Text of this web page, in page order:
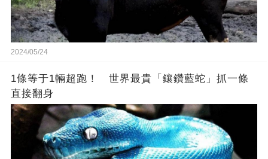
2024/05/24
1條等于1輛超跑！ 世界最貴「鑲鑽藍蛇」抓一條
直接翻身